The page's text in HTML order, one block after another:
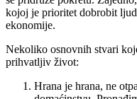
kojoj je prioritet dobrobit
ekonomije.
Nekoliko osnovnih stvari
prihvatljiv život:
Hrana je hrana, ne